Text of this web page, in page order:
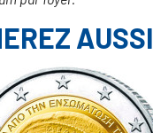
AUSSI